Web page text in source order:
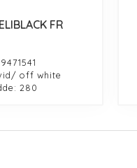
FR
off white
280